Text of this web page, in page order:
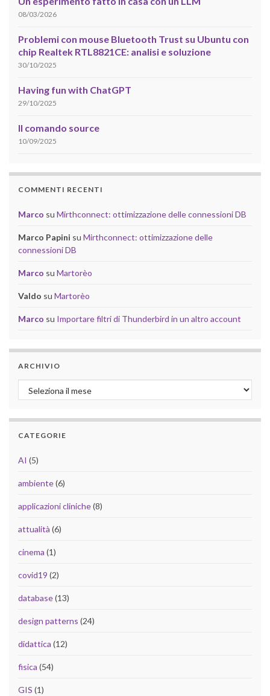
08/03/2026
Problemi con mouse Bluetooth Trust su Ubuntu con
chip Realtek RTL8821CE: analisi e soluzione
30/10/2025
Having fun with ChatGPT
29/10/2025
Il comando source
10/09/2025
COMMENTI RECENTI
Marco su Mirthconnect: ottimizzazione delle connessioni DB
Marco Papini su Mirthconnect: ottimizzazione delle
connessioni DB
Marco su Martorèo
Valdo su Martorèo
Marco su Importare filtri di Thunderbird in un altro account
ARCHIVIO
Archivio
CATEGORIE
AI (5)
ambiente(6)
applicazioni cliniche(8)
attualità (6)
cinema (1)
covid19 (2)
database(13)
design patterns (24)
didattica (12)
fisica (54)
GIS (1)